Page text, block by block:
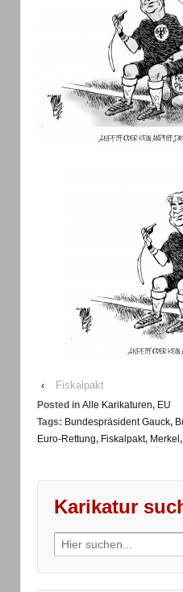
‹ Fiskalpakt
Posted in Alle Karikaturen, EU
Tags: Bundespräsident Gauck,
Euro-Rettung, Fiskalpakt, Merkel,
Karikatur
Search
for: